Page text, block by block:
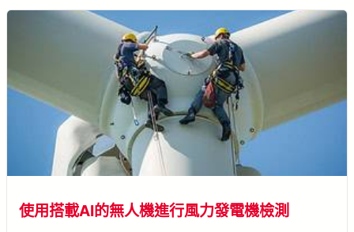
使用搭載AI的無人機進行風力發電機檢測